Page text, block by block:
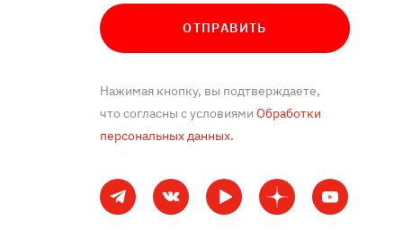
ОТПРАВИТЬ
Нажимая кнопку, вы подтверждаете,
что согласны с условиями Обработки
персональных данных.